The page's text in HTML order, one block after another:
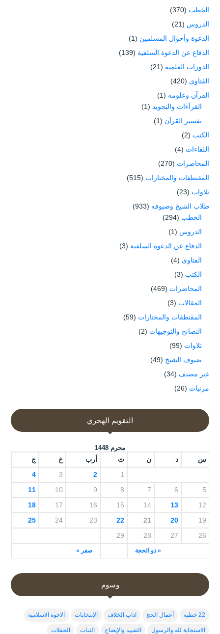
الخطب (370)
الدروس (21)
الدعوة وأحوال المسلمين (1)
الدفاع عن الدعوة السلفية (139)
الدورات العلمية (21)
الفتاوى (420)
القرآن وعلومه (1)
القرآءات والتجويد (1)
تفسير القرآن (1)
الكتب (2)
اللقاءات (4)
المحاضرات (270)
المقتطفات والمختارات (515)
تلاوات (23)
طلاب الشيخ وضيوفه (933)
الخطب (294)
الدروس (1)
الدفاع عن الدعوة السلفية (3)
الفتاوى (4)
الكتب (3)
المحاضرات (469)
المقالات (3)
المقتطفات والمختارات (59)
النصائح والتوجيهات (2)
تلاوات (99)
ضيوف الشيخ (49)
غير مصنف (34)
مرئيات (26)
التقويم الهجري
محرم 1448
س د ن ث أرب خ ج
« ذو الحجة صفر »
1
2
3
4
5
6
7
8
9
10
11
12
13
14
15
16
17
18
19
20
21
22
23
24
25
26
27
28
29
وسوم
22 خطبة أعمال الحج اداب الخلاف الإنتخابات الاخوة الاسلامية
الاستجابة لله والرسول التقييد والإيضاح الثبات الحفلات